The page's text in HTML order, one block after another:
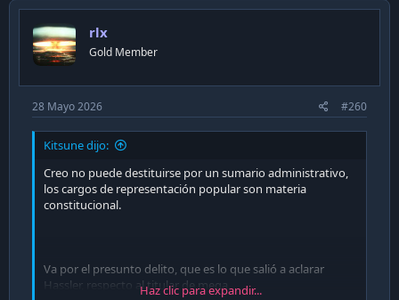
suspendido de sus funciones y pierde su derecho a voto
mientras dure la investigación penal
rlx
Gold Member
28 Mayo 2026 #260
Kitsune dijo:
Creo no puede destituirse por un sumario administrativo,
los cargos de representación popular son materia
constitucional.
Va por el presunto delito, que es lo que salió a aclarar
Hassler, respecto al titular de mega.
Haz clic para expandir...